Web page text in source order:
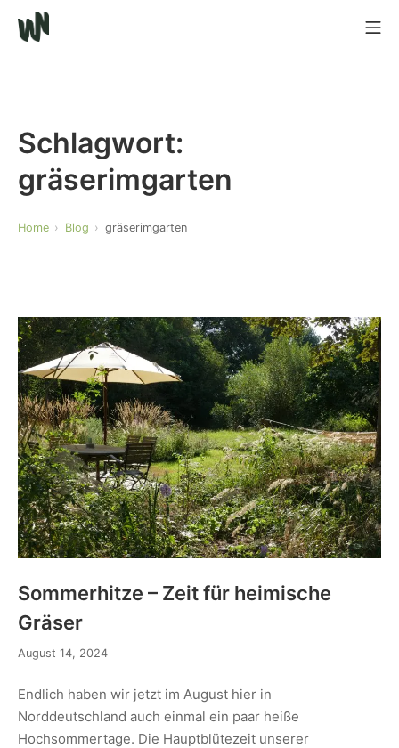
Schlagwort:
gräserimgarten
Home Blog gräserimgarten
Sommerhitze – Zeit für heimische
Gräser
August 14, 2024
Endlich haben wir jetzt im August hier in
Norddeutschland auch einmal ein paar heiße
Hochsommertage. Die Hauptblütezeit unserer